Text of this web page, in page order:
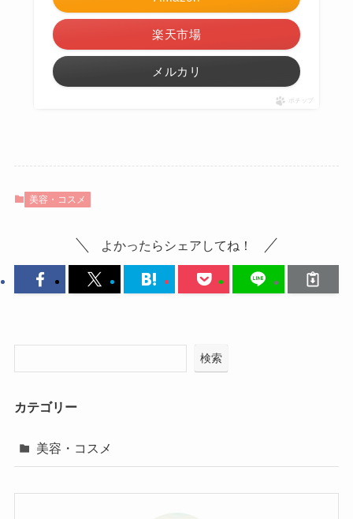
楽天市場
メルカリ
ポチップ
美容・コスメ
よかったらシェアしてね！
検索
カテゴリー
美容・コスメ